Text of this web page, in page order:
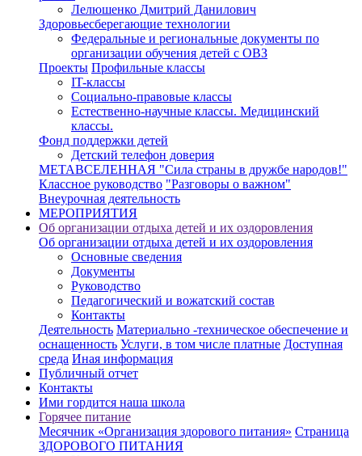
Лелюшенко Дмитрий Данилович
Здоровьесберегающие технологии
Федеральные и региональные документы по
организации обучения детей с ОВЗ
Проекты Профильные классы
IT-классы
Социально-правовые классы
Естественно-научные классы. Медицинский
классы.
Фонд поддержки детей
Детский телефон доверия
МЕТАВСЕЛЕННАЯ "Сила страны в дружбе народов!"
Классное руководство "Разговоры о важном"
Внеурочная деятельность
МЕРОПРИЯТИЯ
Об организации отдыха детей и их оздоровления
Об организации отдыха детей и их оздоровления
Основные сведения
Документы
Руководство
Педагогический и вожатский состав
Контакты
Деятельность Материально -техническое обеспечение и
оснащенность Услуги, в том числе платные Доступная
среда Иная информация
Публичный отчет
Контакты
Ими гордится наша школа
Горячее питание
Месячник «Организация здорового питания» Страница
ЗДОРОВОГО ПИТАНИЯ